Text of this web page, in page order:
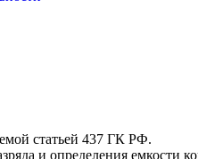
статьей 437 ГК РФ.
и определения емкости